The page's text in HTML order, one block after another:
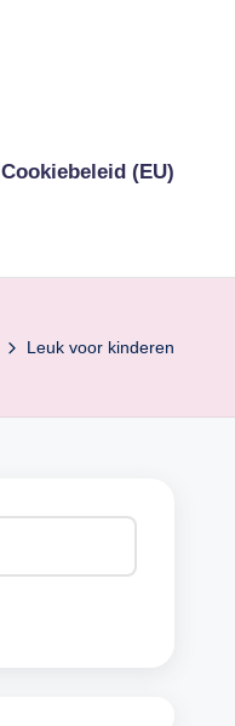
Cookiebeleid (EU)
Leuk voor kinderen